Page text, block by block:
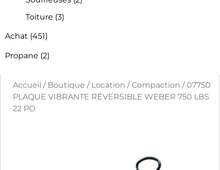
Toiture (3)
Achat (451)
Propane (2)
Accueil / Boutique / Location / Compaction / 07750
PLAQUE VIBRANTE RÉVERSIBLE WEBER 750 LBS
22 PO